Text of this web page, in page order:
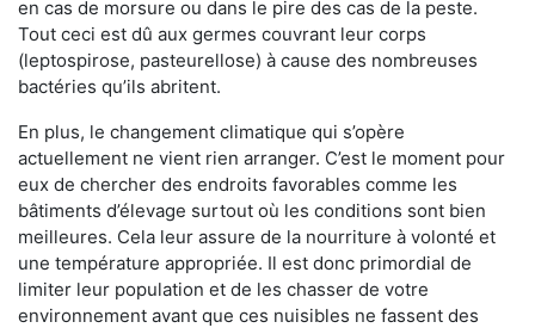
en cas de morsure ou dans le pire des cas de la peste.
Tout ceci est dû aux germes couvrant leur corps
(leptospirose, pasteurellose) à cause des nombreuses
bactéries qu’ils abritent.
En plus, le changement climatique qui s’opère
actuellement ne vient rien arranger. C’est le moment pour
eux de chercher des endroits favorables comme les
bâtiments d’élevage surtout où les conditions sont bien
meilleures. Cela leur assure de la nourriture à volonté et
une température appropriée. Il est donc primordial de
limiter leur population et de les chasser de votre
environnement avant que ces nuisibles ne fassent des